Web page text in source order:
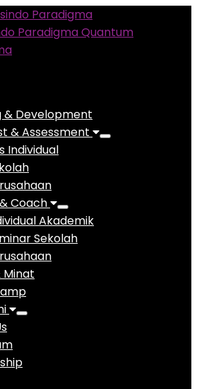
Quantum
& Development
& Assessment
Individual
Coach
Akademik
Sekolah
Minat